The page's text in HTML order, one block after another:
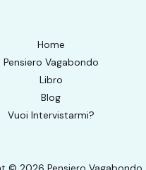
Home
Pensiero Vagabondo
Libro
Blog
Vuoi Intervistarmi?